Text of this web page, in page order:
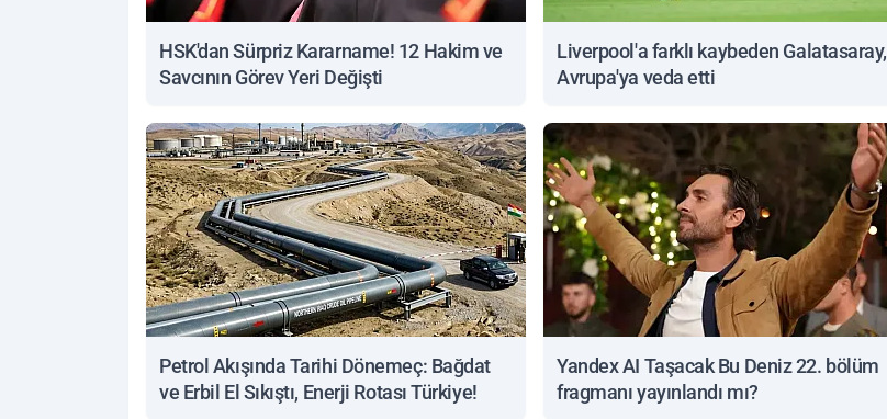
HSK'dan Sürpriz Kararname! 12 Hakim ve
Savcının Görev Yeri Değişti
Liverpool'a farklı kaybeden Galatasaray,
Avrupa'ya veda etti
Petrol Akışında Tarihi Dönemeç: Bağdat
ve Erbil El Sıkıştı, Enerji Rotası Türkiye!
Yandex AI Taşacak Bu Deniz 22. bölüm
fragmanı yayınlandı mı?